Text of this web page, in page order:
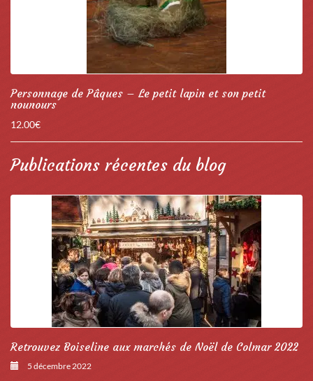
Personnage de Pâques – Le petit lapin et son petit
nounours
12.00€
Publications récentes du blog
Retrouvez Boiseline aux marchés de Noël de Colmar 2022
5 décembre 2022